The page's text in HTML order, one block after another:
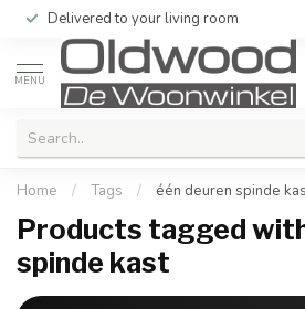
Delivered to your living room
MENU
Home / Tags / één deuren spinde
Products tagged
spinde kast